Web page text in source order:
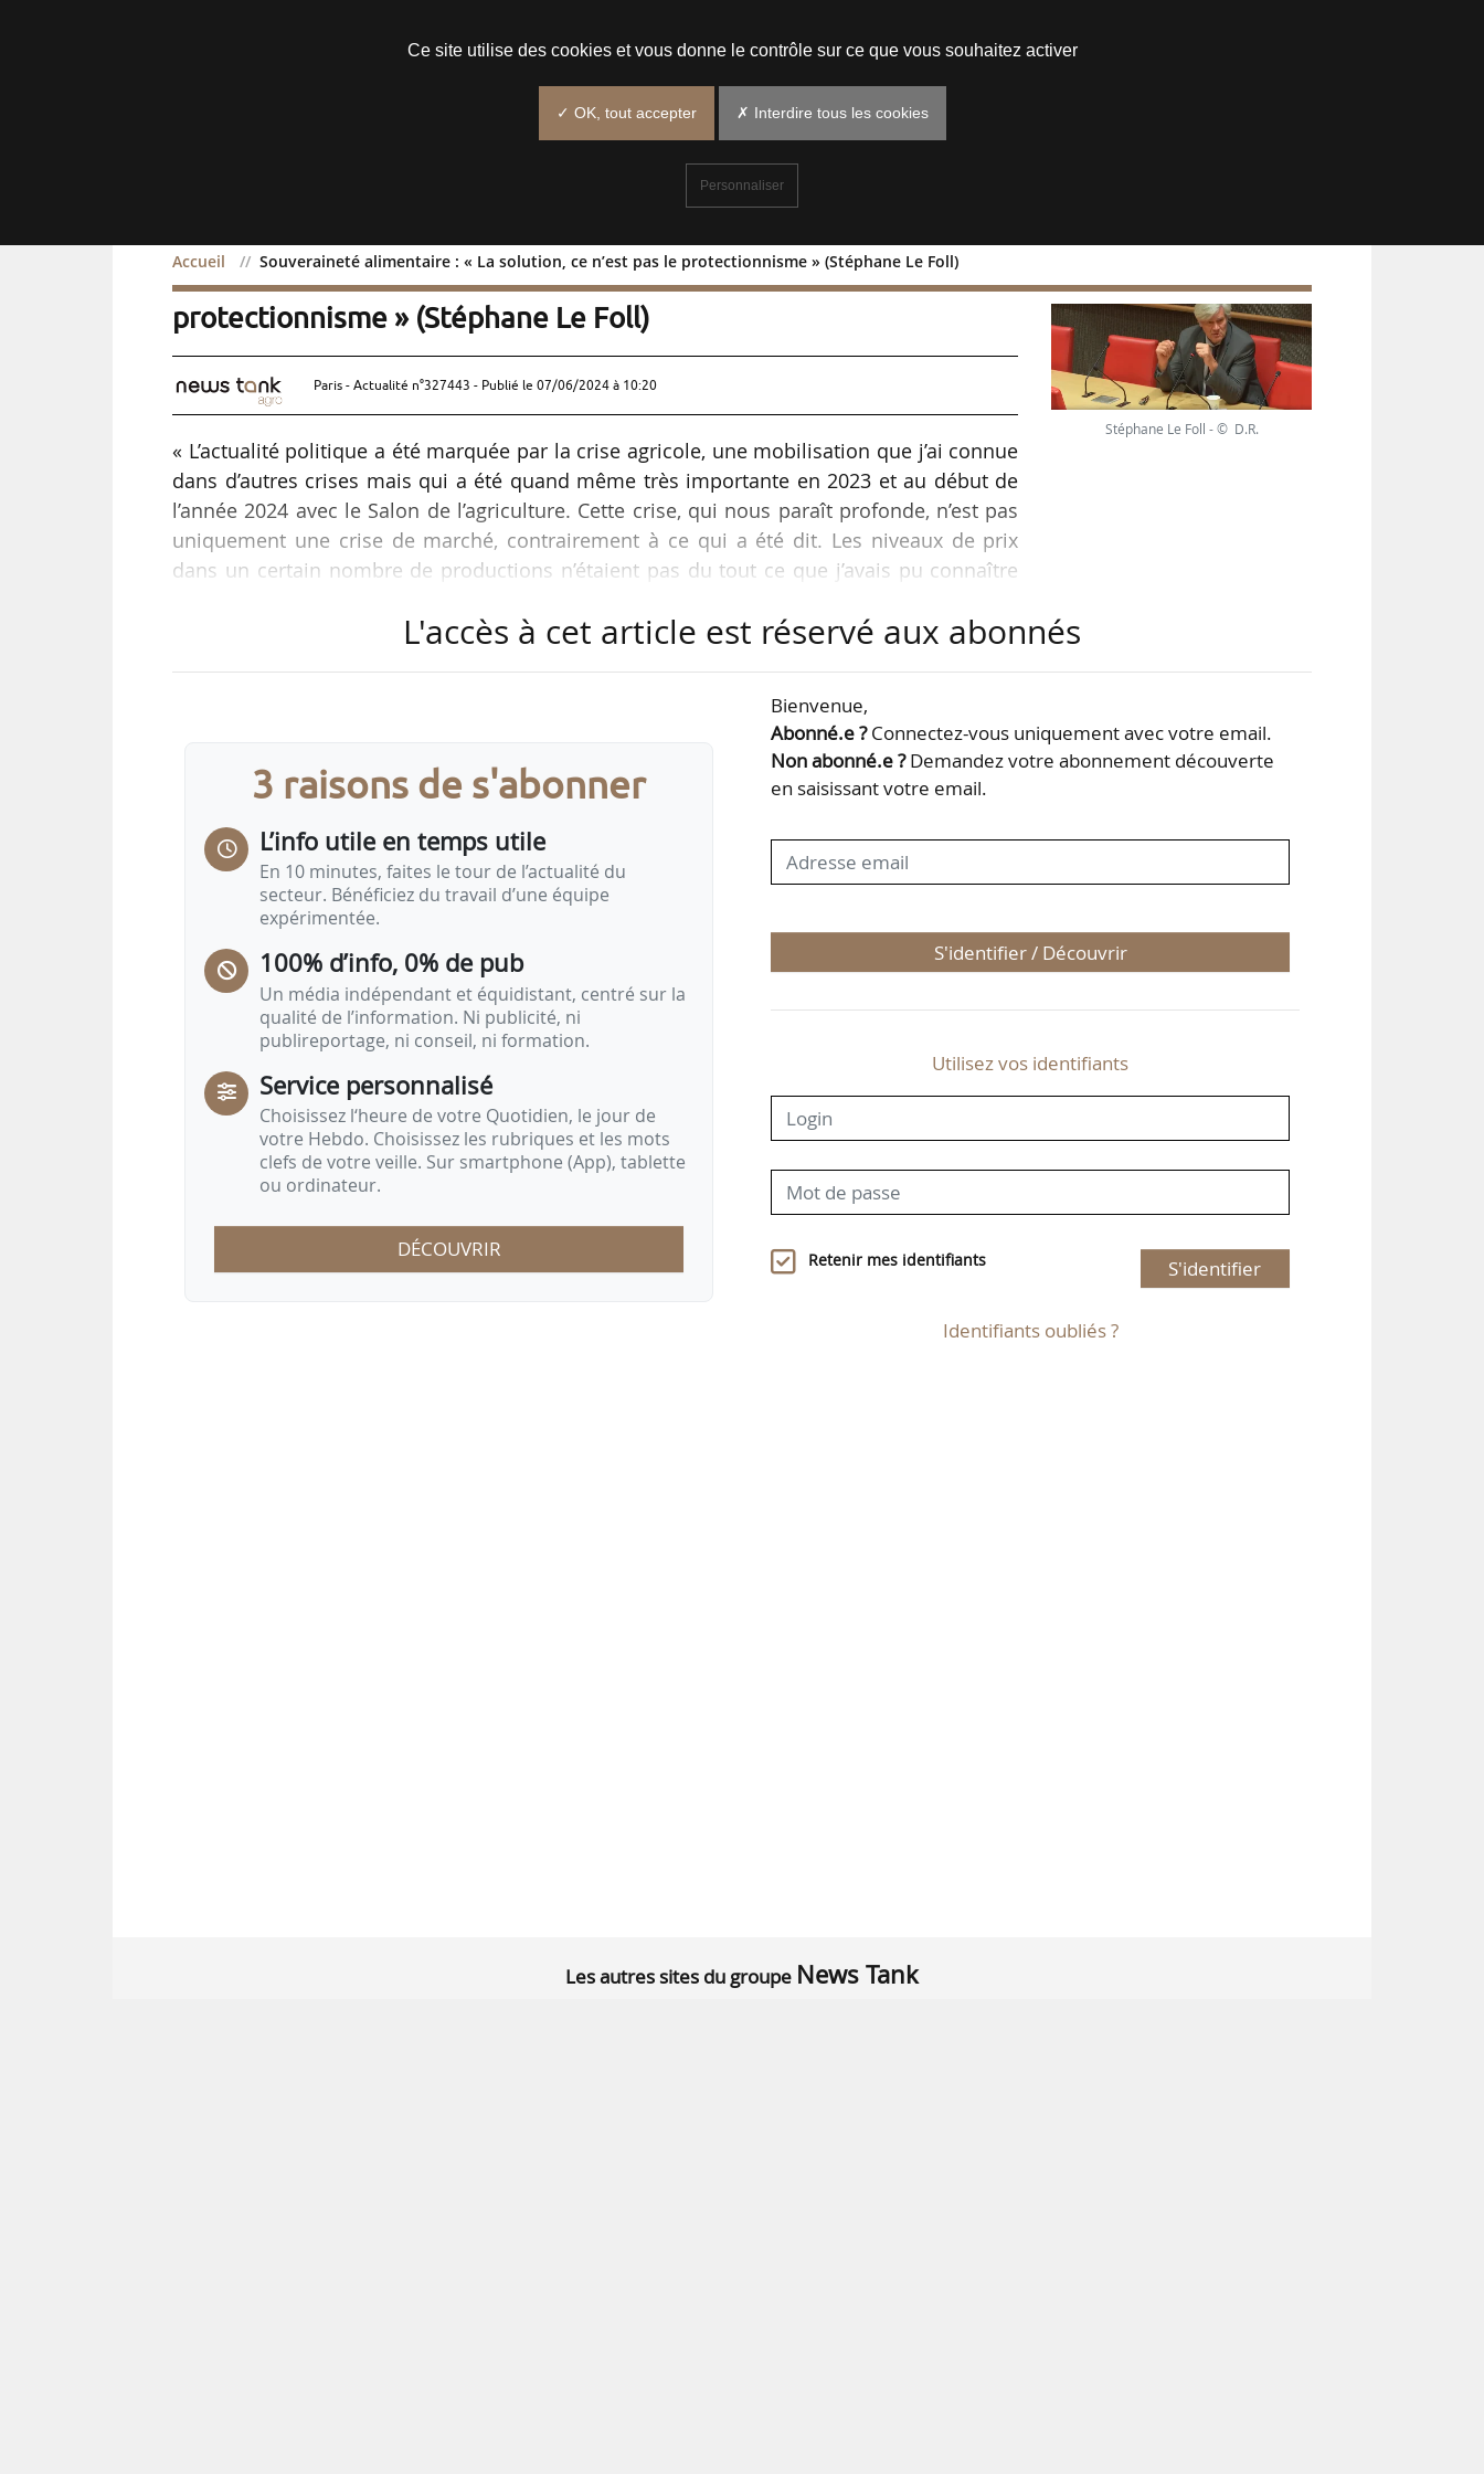
Accueil Souveraineté alimentaire : « La solution, ce n’est pas le protectionnisme » (Stéphane Le Foll)
Souveraineté alimentaire : « La solution, ce n’est pas le
protectionnisme » (Stéphane Le Foll)
Paris - Actualité n°327443 - Publié le 07/06/2024 à 10:20
« L’actualité politique a été marquée par la crise agricole, une mobilisation que j’ai connue
dans d’autres crises mais qui a été quand même très importante en 2023 et au début de
l’année 2024 avec le Salon de l’agriculture. Cette crise, qui nous paraît profonde, n’est pas
uniquement une crise de marché, contrairement à ce qui a été dit. Les niveaux de prix
dans un certain nombre de productions n’étaient pas du tout ce que j’avais pu connaître
prix. Il y avait en revanche la question des coûts de production et de l’évolution des prix. Et
Stéphane Le Foll - © D.R.
L'accès à cet article est réservé aux abonnés
3 raisons de s'abonner
L’info utile en temps utile
En 10 minutes, faites le tour de l’actualité du
secteur. Bénéficiez du travail d’une équipe
expérimentée.
100% d’info, 0% de pub
Un média indépendant et équidistant, centré sur la
qualité de l’information. Ni publicité, ni
publireportage, ni conseil, ni formation.
Service personnalisé
Choisissez l‘heure de votre Quotidien, le jour de
votre Hebdo. Choisissez les rubriques et les mots
clefs de votre veille. Sur smartphone (App), tablette
ou ordinateur.
DÉCOUVRIR
Bienvenue,
Abonné.e ?Connectez-vous uniquement avec votre email.
Non abonné.e ?Demandez votre abonnement découverte
en saisissant votre email.
S'identifier / Découvrir
Utilisez vos identifiants
Retenir mes identifiants S'identifier
Identifiants oubliés ?
Les autres sites du groupe News Tank
Ce site utilise des cookies et vous donne le contrôle sur ce que vous souhaitez activer
✓ OK, tout accepter ✗ Interdire tous les cookies
Personnaliser